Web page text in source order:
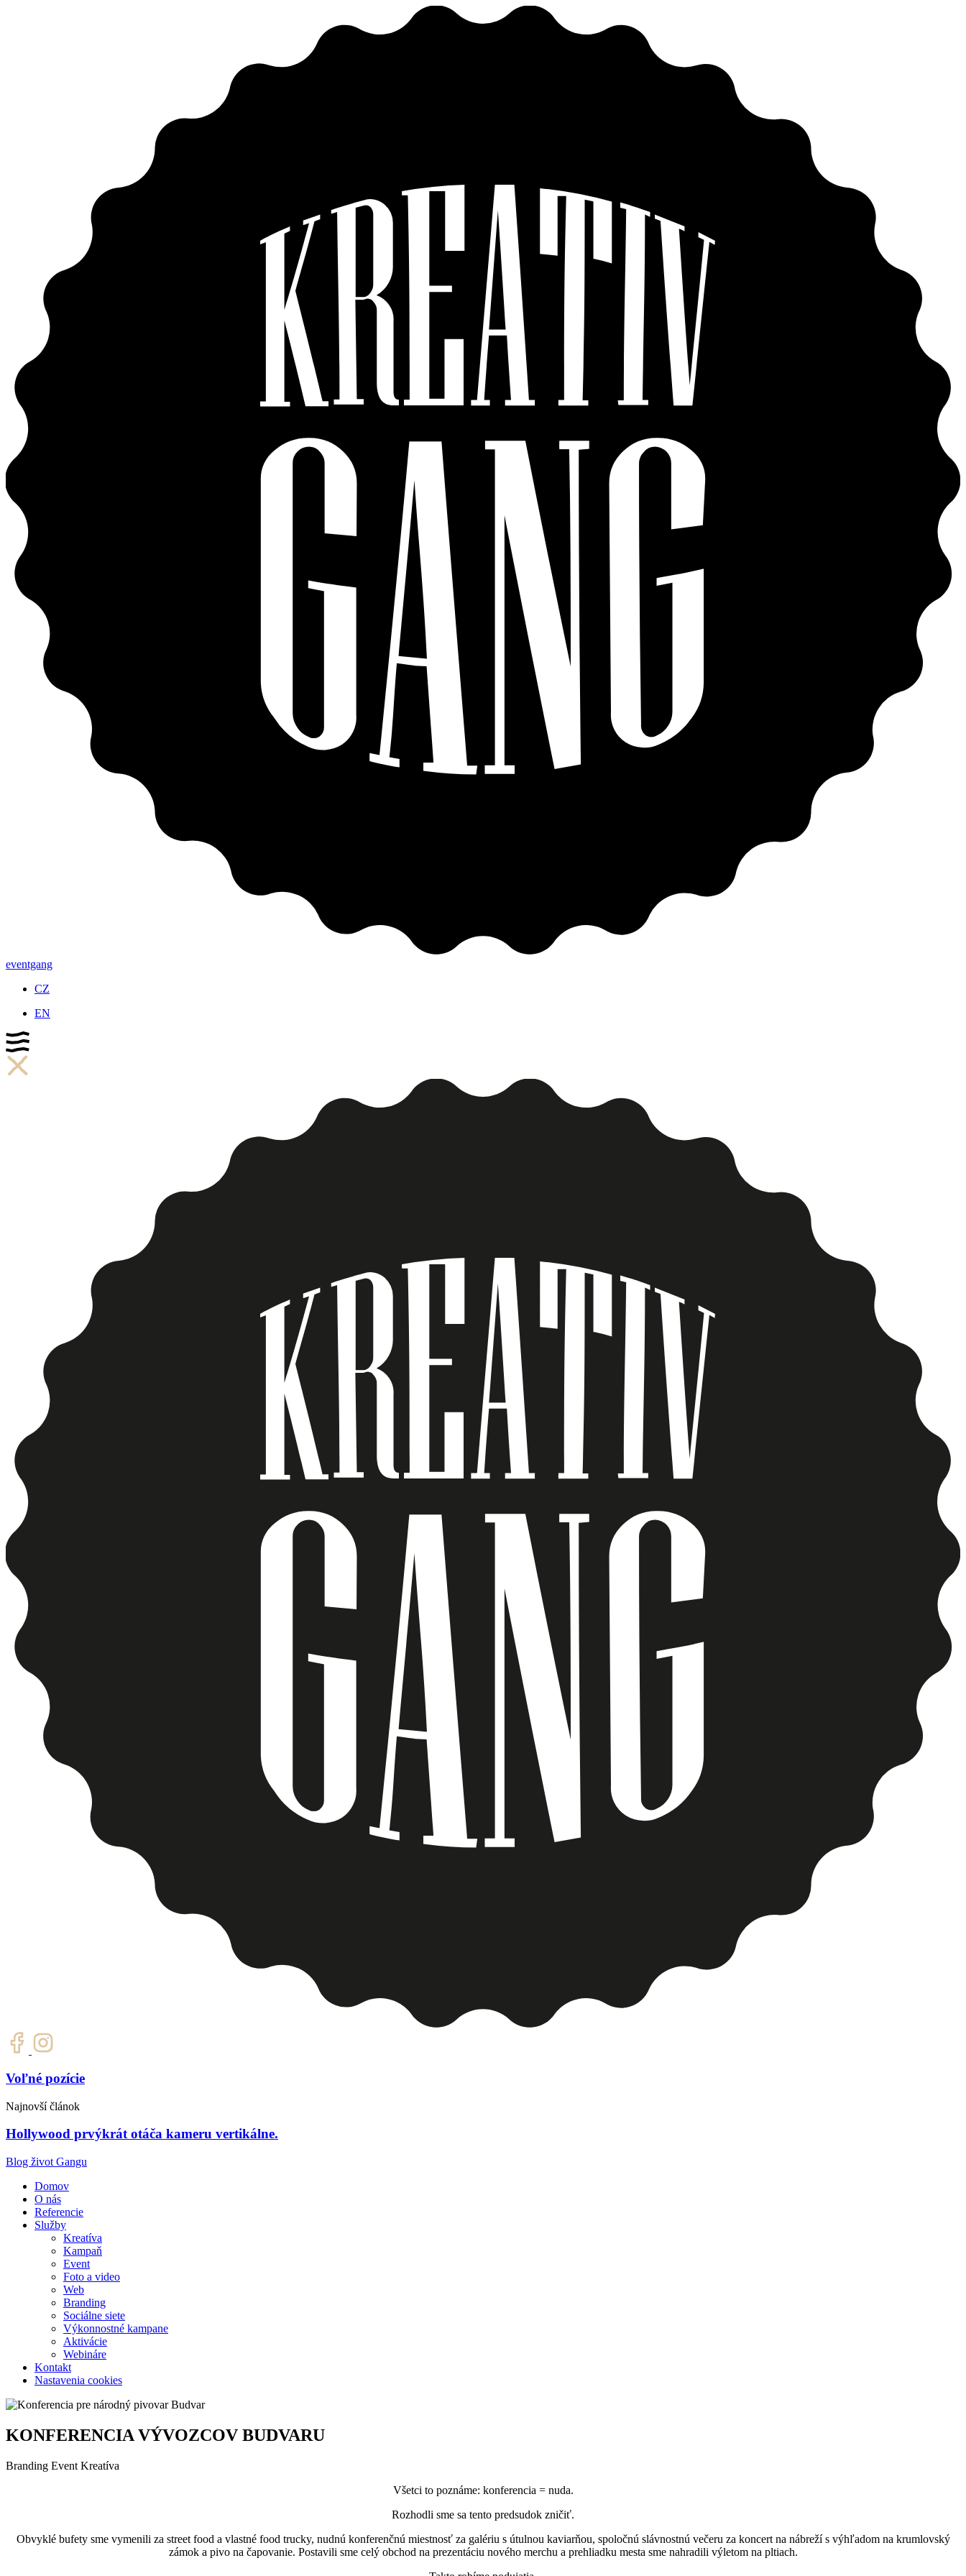
eventgang
CZ
EN
Voľné pozície
Najnovší článok
Hollywood prvýkrát otáča kameru vertikálne.
Blog život Gangu
Domov
O nás
Referencie
Služby
Kreatíva
Kampaň
Event
Foto a video
Web
Branding
Sociálne siete
Výkonnostné kampane
Aktivácie
Webináre
Kontakt
Nastavenia cookies
KONFERENCIA VÝVOZCOV BUDVARU
Branding Event Kreatíva
Všetci to poznáme: konferencia = nuda.
Rozhodli sme sa tento predsudok zničiť.
Obvyklé bufety sme vymenili za street food a vlastné food trucky, nudnú konferenčnú miestnosť za galériu s útulnou kaviarňou, spoločnú slávnostnú večeru za koncert na nábreží s výhľadom na krumlovský
zámok a pivo na čapovanie. Postavili sme celý obchod na prezentáciu nového merchu a prehliadku mesta sme nahradili výletom na pltiach.